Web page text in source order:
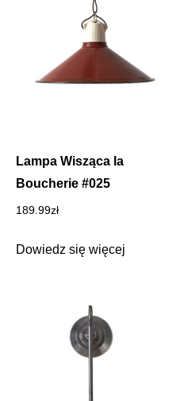
Lampa Wisząca la
Boucherie #025
189.99zł
Dowiedz się więcej